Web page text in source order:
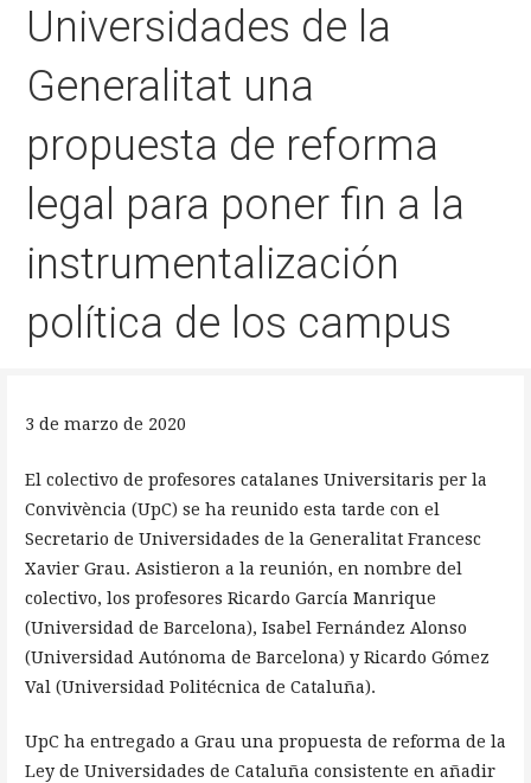
Universidades de la
Generalitat una
propuesta de reforma
legal para poner fin a la
instrumentalización
política de los campus
3 de marzo de 2020
El colectivo de profesores catalanes Universitaris per la
Convivència (UpC) se ha reunido esta tarde con el
Secretario de Universidades de la Generalitat Francesc
Xavier Grau. Asistieron a la reunión, en nombre del
colectivo, los profesores Ricardo García Manrique
(Universidad de Barcelona), Isabel Fernández Alonso
(Universidad Autónoma de Barcelona) y Ricardo Gómez
Val (Universidad Politécnica de Cataluña).
UpC ha entregado a Grau una propuesta de reforma de la
Ley de Universidades de Cataluña consistente en añadir